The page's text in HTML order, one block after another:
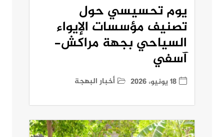
يوم تحسيسي حول
تصنيف مؤسسات الإيواء
السياحي بجهة مراكش-
آسفي
18 يونيو، 2026 أخبار البهجة